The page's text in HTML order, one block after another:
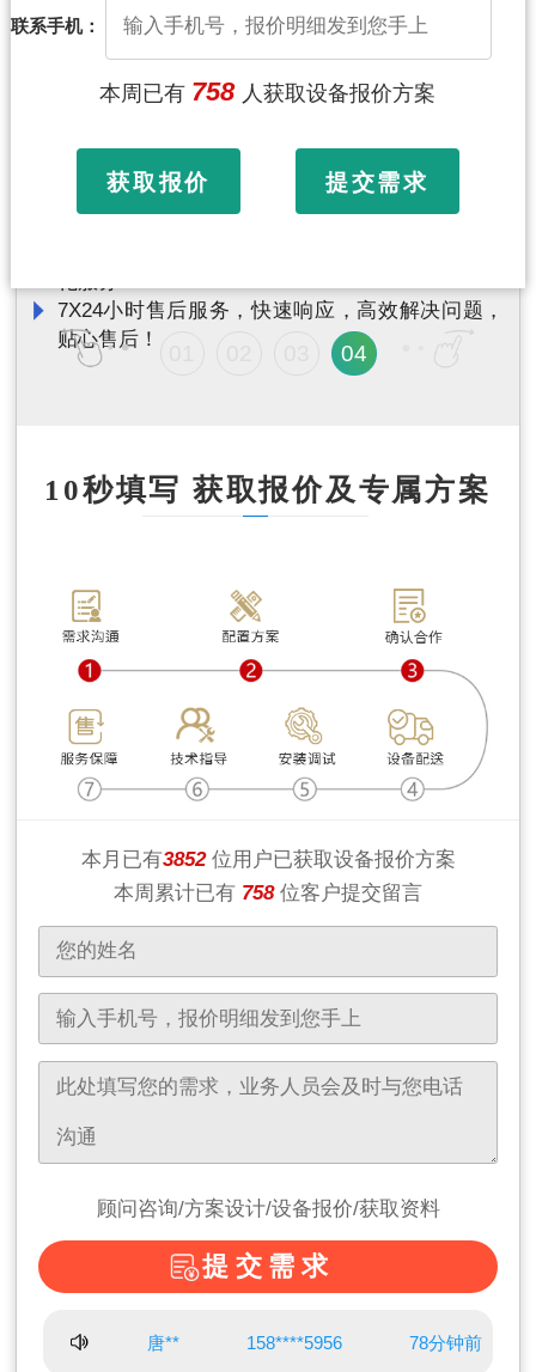
完善服务
专业一体化服务 售前、售后有保障
7X24小时售后服务，快速响应，高效解决问题，
贴心售后！
04
10秒填写 获取报价及专属方案
本月已有3852位用户已获取设备报价方案
本周累计已有 758位客户提交留言
顾问咨询/方案设计/设备报价/获取资料
提交需求
唐** 158****5956 78分钟前
联系手机：
本周已有 758 人获取设备报价方案
获取报价 提交需求